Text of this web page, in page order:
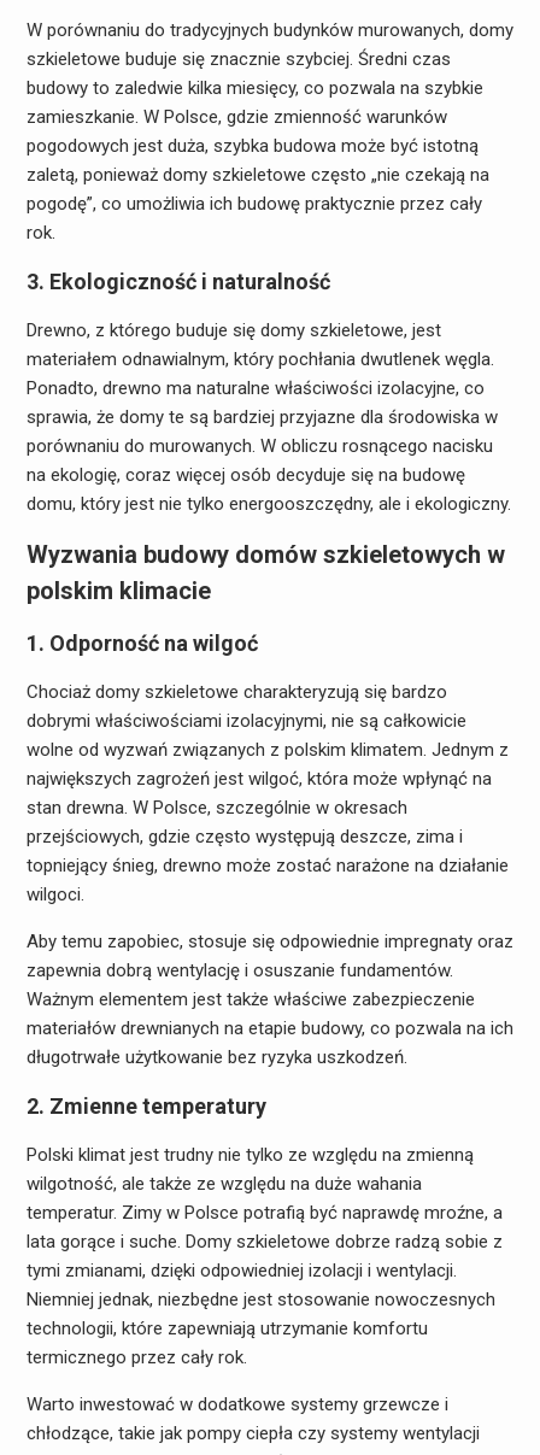
W porównaniu do tradycyjnych budynków murowanych, domy
szkieletowe buduje się znacznie szybciej. Średni czas
budowy to zaledwie kilka miesięcy, co pozwala na szybkie
zamieszkanie. W Polsce, gdzie zmienność warunków
pogodowych jest duża, szybka budowa może być istotną
zaletą, ponieważ domy szkieletowe często „nie czekają na
pogodę”, co umożliwia ich budowę praktycznie przez cały
rok.
3. Ekologiczność i naturalność
Drewno, z którego buduje się domy szkieletowe, jest
materiałem odnawialnym, który pochłania dwutlenek węgla.
Ponadto, drewno ma naturalne właściwości izolacyjne, co
sprawia, że domy te są bardziej przyjazne dla środowiska w
porównaniu do murowanych. W obliczu rosnącego nacisku
na ekologię, coraz więcej osób decyduje się na budowę
domu, który jest nie tylko energooszczędny, ale i ekologiczny.
Wyzwania budowy domów szkieletowych w
polskim klimacie
1. Odporność na wilgoć
Chociaż domy szkieletowe charakteryzują się bardzo
dobrymi właściwościami izolacyjnymi, nie są całkowicie
wolne od wyzwań związanych z polskim klimatem. Jednym z
największych zagrożeń jest wilgoć, która może wpłynąć na
stan drewna. W Polsce, szczególnie w okresach
przejściowych, gdzie często występują deszcze, zima i
topniejący śnieg, drewno może zostać narażone na działanie
wilgoci.
Aby temu zapobiec, stosuje się odpowiednie impregnaty oraz
zapewnia dobrą wentylację i osuszanie fundamentów.
Ważnym elementem jest także właściwe zabezpieczenie
materiałów drewnianych na etapie budowy, co pozwala na ich
długotrwałe użytkowanie bez ryzyka uszkodzeń.
2. Zmienne temperatury
Polski klimat jest trudny nie tylko ze względu na zmienną
wilgotność, ale także ze względu na duże wahania
temperatur. Zimy w Polsce potrafią być naprawdę mroźne, a
lata gorące i suche. Domy szkieletowe dobrze radzą sobie z
tymi zmianami, dzięki odpowiedniej izolacji i wentylacji.
Niemniej jednak, niezbędne jest stosowanie nowoczesnych
technologii, które zapewniają utrzymanie komfortu
termicznego przez cały rok.
Warto inwestować w dodatkowe systemy grzewcze i
chłodzące, takie jak pompy ciepła czy systemy wentylacji